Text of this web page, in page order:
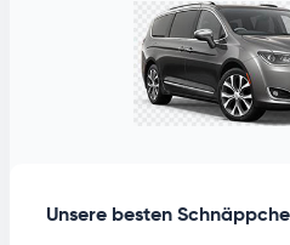
Unsere besten